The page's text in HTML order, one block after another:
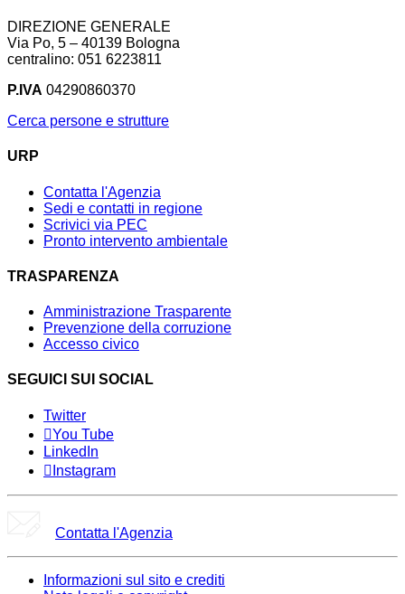
DIREZIONE GENERALE
Via Po, 5 – 40139 Bologna
centralino: 051 6223811
P.IVA 04290860370
Cerca persone e strutture
URP
Contatta l'Agenzia
Sedi e contatti in regione
Scrivici via PEC
Pronto intervento ambientale
TRASPARENZA
Amministrazione Trasparente
Prevenzione della corruzione
Accesso civico
SEGUICI SUI SOCIAL
Twitter
You Tube
LinkedIn
Instagram
Contatta l'Agenzia
Informazioni sul sito e crediti